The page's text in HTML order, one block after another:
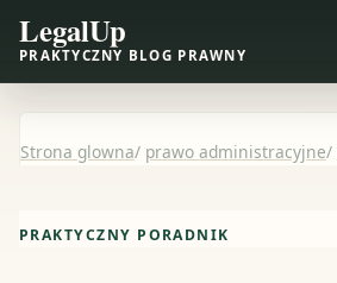
LegalUp
PRAKTYCZNY BLOG PRAWNY
Strona glowna/ prawo administracyjne/
PRAKTYCZNY PORADNIK